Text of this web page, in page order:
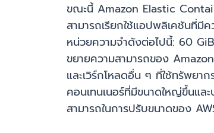
ขณะนี้ Amazon Elastic
สามารถเรียกใช้แอปพลิเคชันที่
หน่วยความจำดังต่อไปนี้: 60
ขยายความสามารถของ
และเวิร์กโหลดอื่น ๆ ที่ใช้ทรัพยา
คอนเทนเนอร์ที่มีขนาดใหญ่ขึ้นแล
สามารถในการปรับขนาดของ